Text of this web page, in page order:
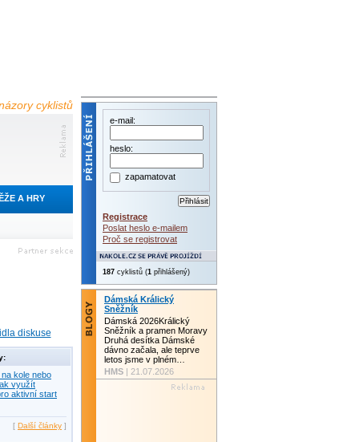
cyklistů
A HRY
diskuse
kole nebo
využít
aktivní start
[ Další články ]
e-mail:
heslo:
zapamatovat
Registrace
Poslat heslo e-mailem
Proč se registrovat
187 cyklistů (1 přihlášený)
Dámská Králický
Sněžník
Dámská 2026Králický
Sněžník a pramen Moravy
Druhá desítka Dámské
dávno začala, ale teprve
letos jsme v plném…
HMS | 21.07.2026